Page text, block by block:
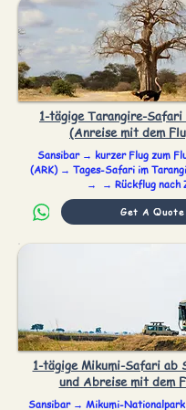
1-tägige Tarangire-Safari
(Anreise mit dem
Sansibar → kurzer Flug zum
(ARK) → Tages-Safari im
→ → Rückflug nach
Get A Quote
1-tägige Mikumi-Safari ab
und Abreise mit dem
Sansibar → Mikumi-